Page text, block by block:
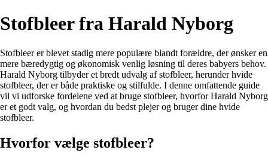
Stofbleer fra Harald Nyborg
Stofbleer er blevet stadig mere populære blandt forældre, der ønsker en
mere bæredygtig og økonomisk venlig løsning til deres babyers behov.
Harald Nyborg tilbyder et bredt udvalg af stofbleer, herunder hvide
stofbleer, der er både praktiske og stilfulde. I denne omfattende guide
vil vi udforske fordelene ved at bruge stofbleer, hvorfor Harald Nyborg
er et godt valg, og hvordan du bedst plejer og bruger dine hvide
stofbleer.
Hvorfor vælge stofbleer?